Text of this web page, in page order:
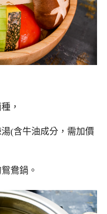
，
(含牛油成分，需加價
鴦鍋。